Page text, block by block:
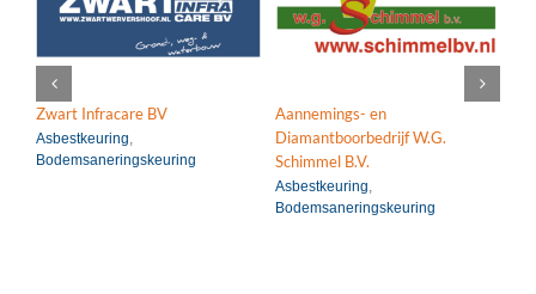
Zwart Infracare BV
Asbestkeuring,
Bodemsaneringskeuring
Asbestkeuring
Bodemsaneringskeuring
Aannemings- en
Diamantboorbedrijf W.G.
Schimmel B.V.
Asbestkeuring,
Bodemsaneringskeuring
Periodiek Medisch
Onderzoek (PMO)